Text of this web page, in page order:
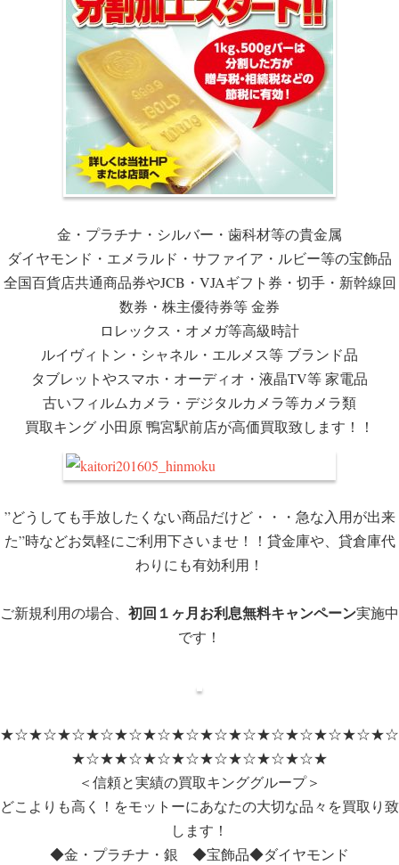
金・プラチナ・シルバー・歯科材等の貴金属
ダイヤモンド・エメラルド・サファイア・ルビー等の宝飾品
全国百貨店共通商品券やJCB・VJAギフト券・切手・新幹線回
数券・株主優待券等 金券
ロレックス・オメガ等高級時計
ルイヴィトン・シャネル・エルメス等 ブランド品
タブレットやスマホ・オーディオ・液晶TV等 家電品
古いフィルムカメラ・デジタルカメラ等カメラ類
買取キング 小田原 鴨宮駅前店が高価買取致します！！
”どうしても手放したくない商品だけど・・・急な入用が出来
た”時などお気軽にご利用下さいませ！！貸金庫や、貸倉庫代
わりにも有効利用！
ご新規利用の場合、 初回１ヶ月お利息無料キャンペーン実施中
です！
★☆★☆★☆★☆★☆★☆★☆★☆★☆★☆★☆★☆★☆★☆
★☆★★☆★☆★☆★☆★☆★☆★☆★
＜信頼と実績の買取キンググループ＞
どこよりも高く！をモットーにあなたの大切な品々を買取り致
します！
◆金・プラチナ・銀 ◆宝飾品◆ダイヤモンド